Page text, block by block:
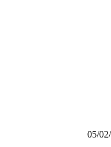
05/